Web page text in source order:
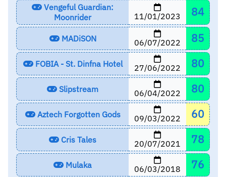
Vengeful Guardian:
Moonrider
11/01/2023 84
MADiSON 06/07/2022 85
FOBIA - St. Dinfna Hotel 27/06/2022 80
Slipstream 06/04/2022 80
Aztech Forgotten Gods 09/03/2022 60
Cris Tales 20/07/2021 78
Mulaka 06/03/2018 76